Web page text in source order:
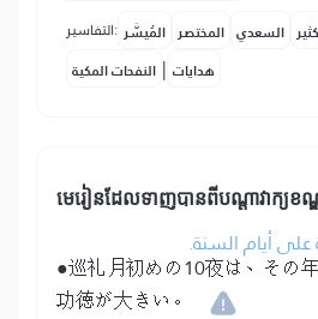
التفاسير: المُيسَّر المختصر السعدي
النفحات المكية | هدايات
មេរៀនដែលទាញបានពីបណ្តាវាក្យខ
أيام السنة.
●巡礼月初めの10夜は、その
功徳が大きい。